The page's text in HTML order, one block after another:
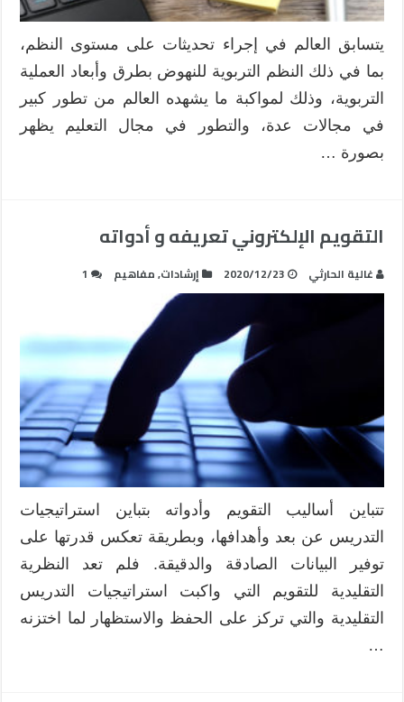
يتسابق العالم في إجراء تحديثات على مستوى النظم،
بما في ذلك النظم التربوية للنهوض بطرق وأبعاد العملية
التربوية، وذلك لمواكبة ما يشهده العالم من تطور كبير
في مجالات عدة، والتطور في مجال التعليم يظهر
بصورة …
التقويم الإلكتروني تعريفه و أدواته
غالية الحارثي 2020/12/23 إرشادات,مفاهيم 1
تتباين أساليب التقويم وأدواته بتباين استراتيجيات
التدريس عن بعد وأهدافها، وبطريقة تعكس قدرتها على
توفير البيانات الصادقة والدقيقة. فلم تعد النظرية
التقليدية للتقويم التي واكبت استراتيجيات التدريس
التقليدية والتي تركز على الحفظ والاستظهار لما اختزنه
…